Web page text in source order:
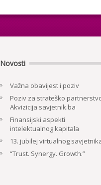
Novosti
Važna obavijest i poziv
Poziv za strateško
Akvizicija savjetnik.ba
Finansijski aspekti
intelektualnog kapitala
13. jubilej virtualnog
“Trust. Synergy. Growth.”